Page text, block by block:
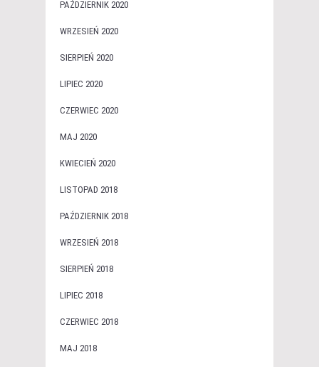
PAŹDZIERNIK 2020
WRZESIEŃ 2020
SIERPIEŃ 2020
LIPIEC 2020
CZERWIEC 2020
MAJ 2020
KWIECIEŃ 2020
LISTOPAD 2018
PAŹDZIERNIK 2018
WRZESIEŃ 2018
SIERPIEŃ 2018
LIPIEC 2018
CZERWIEC 2018
MAJ 2018